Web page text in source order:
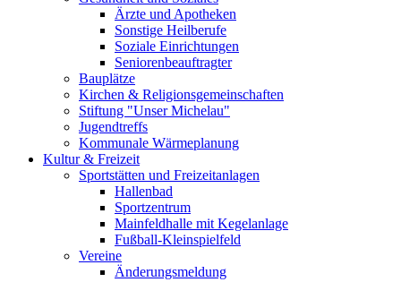
Ärzte und Apotheken
Sonstige Heilberufe
Soziale Einrichtungen
Seniorenbeauftragter
Bauplätze
Kirchen & Religionsgemeinschaften
Stiftung "Unser Michelau"
Jugendtreffs
Kommunale Wärmeplanung
Kultur & Freizeit
Sportstätten und Freizeitanlagen
Hallenbad
Sportzentrum
Mainfeldhalle mit Kegelanlage
Fußball-Kleinspielfeld
Vereine
Änderungsmeldung